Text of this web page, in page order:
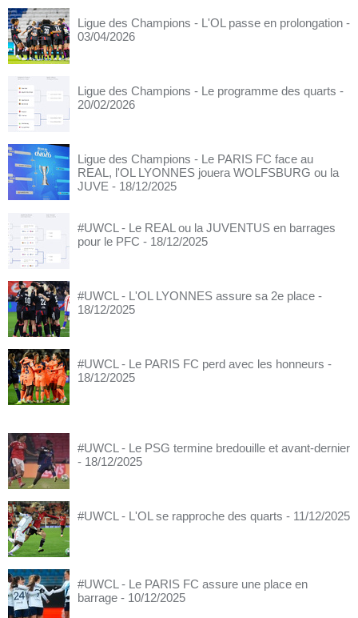
Ligue des Champions - L'OL passe en prolongation -
03/04/2026
Ligue des Champions - Le programme des quarts -
20/02/2026
Ligue des Champions - Le PARIS FC face au
REAL, l'OL LYONNES jouera WOLFSBURG ou la
JUVE - 18/12/2025
#UWCL - Le REAL ou la JUVENTUS en barrages
pour le PFC - 18/12/2025
#UWCL - L'OL LYONNES assure sa 2e place -
18/12/2025
#UWCL - Le PARIS FC perd avec les honneurs -
18/12/2025
#UWCL - Le PSG termine bredouille et avant-dernier
- 18/12/2025
#UWCL - L'OL se rapproche des quarts - 11/12/2025
#UWCL - Le PARIS FC assure une place en
barrage - 10/12/2025